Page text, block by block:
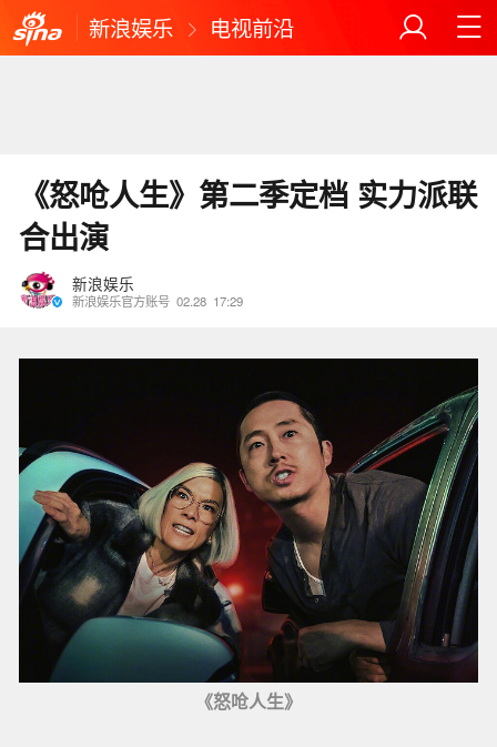
新浪娱乐 电视前沿
《怒呛人生》第二季定档 实力派联
合出演
新浪娱乐
新浪娱乐官方账号 02.28 17:29
《怒呛人生》